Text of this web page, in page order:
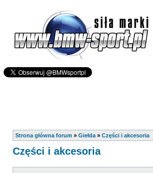
Strona główna forum » Giełda » Części i akcesoria
Części i akcesoria